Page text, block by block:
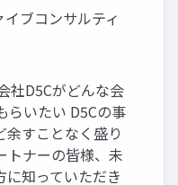
ブコンサルティ
社D5Cがどんな会
らいたい D5Cの事
すことなく盛り
トナーの皆様、未
知っていただき